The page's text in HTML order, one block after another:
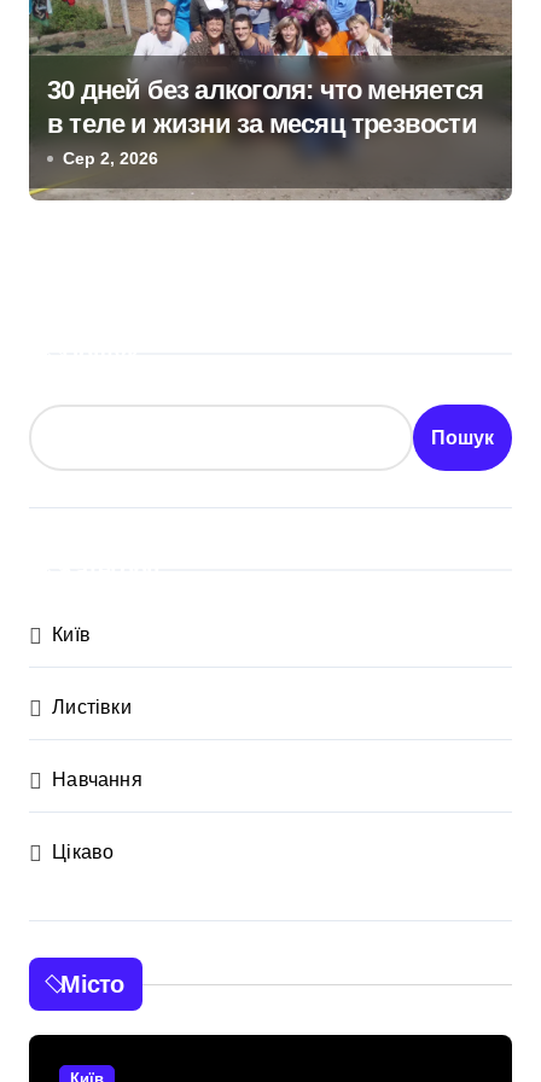
30 дней без алкоголя: что меняется
в теле и жизни за месяц трезвости
Сер 2, 2026
Пошук
Київ
Листівки
Навчання
Цікаво
Місто